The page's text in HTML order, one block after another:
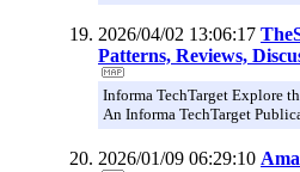
2026/04/02 13:06:17
Patterns, Reviews,
Informa TechTarget Explore
An Informa TechTarget
2026/01/09 06:29:10